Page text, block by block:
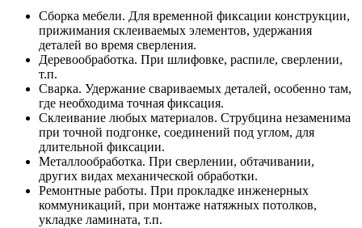
Сборка мебели. Для временной фиксации конструкции,
прижимания склеиваемых элементов, удержания
деталей во время сверления.
Деревообработка. При шлифовке, распиле, сверлении,
т.п.
Сварка. Удержание свариваемых деталей, особенно там,
где необходима точная фиксация.
Склеивание любых материалов. Струбцина незаменима
при точной подгонке, соединений под углом, для
длительной фиксации.
Металлообработка. При сверлении, обтачивании,
других видах механической обработки.
Ремонтные работы. При прокладке инженерных
коммуникаций, при монтаже натяжных потолков,
укладке ламината, т.п.